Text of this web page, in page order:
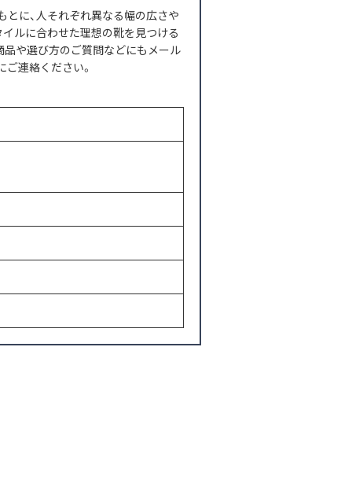
に、人それぞれ異なる幅の広さや
ルに合わせた理想の靴を見つける
品や選び方のご質問などにもメール
連絡ください。